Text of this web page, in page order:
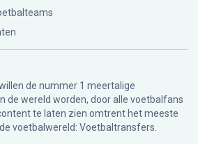
de nummer 1 meertalige
de wereld worden, door alle voetbalfans
te laten zien omtrent het meeste
voetbalwereld: Voetbaltransfers.